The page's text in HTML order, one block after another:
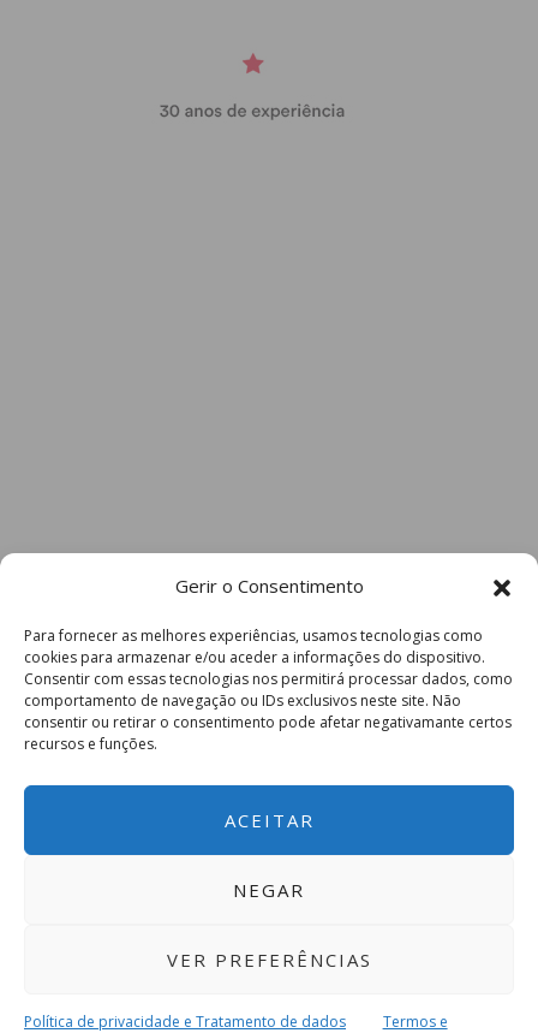
Gerir o Consentimento
Para fornecer as melhores experiências, usamos tecnologias como
cookies para armazenar e/ou aceder a informações do dispositivo.
Consentir com essas tecnologias nos permitirá processar dados, como
comportamento de navegação ou IDs exclusivos neste site. Não
consentir ou retirar o consentimento pode afetar negativamante certos
recursos e funções.
ACEITAR
NEGAR
VER PREFERÊNCIAS
Política de privacidade e Tratamento de dados
Termos e
Eu li e concordo com os